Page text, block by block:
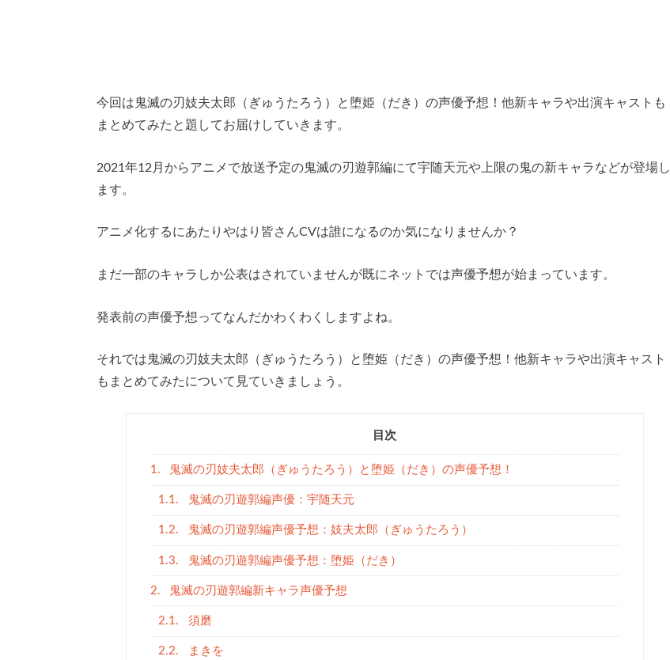
今回は鬼滅の刃妓夫太郎（ぎゅうたろう）と堕姫（だき）の声優予想！他新キャラや出演キャストも
まとめてみたと題してお届けしていきます。
2021年12月からアニメで放送予定の鬼滅の刃遊郭編にて宇随天元や上限の鬼の新キャラなどが登場し
ます。
アニメ化するにあたりやはり皆さんCVは誰になるのか気になりませんか？
まだ一部のキャラしか公表はされていませんが既にネットでは声優予想が始まっています。
発表前の声優予想ってなんだかわくわくしますよね。
それでは鬼滅の刃妓夫太郎（ぎゅうたろう）と堕姫（だき）の声優予想！他新キャラや出演キャスト
もまとめてみたについて見ていきましょう。
目次
1. 鬼滅の刃妓夫太郎（ぎゅうたろう）と堕姫（だき）の声優予想！
1.1. 鬼滅の刃遊郭編声優：宇随天元
1.2. 鬼滅の刃遊郭編声優予想：妓夫太郎（ぎゅうたろう）
1.3. 鬼滅の刃遊郭編声優予想：堕姫（だき）
2. 鬼滅の刃遊郭編新キャラ声優予想
2.1. 須磨
2.2. まきを